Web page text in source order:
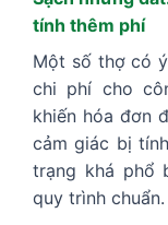
tính thêm phí
Một số thợ có
chi phí cho
khiến hóa đơn
cảm giác bị
trạng khá phổ
quy trình chuẩn.